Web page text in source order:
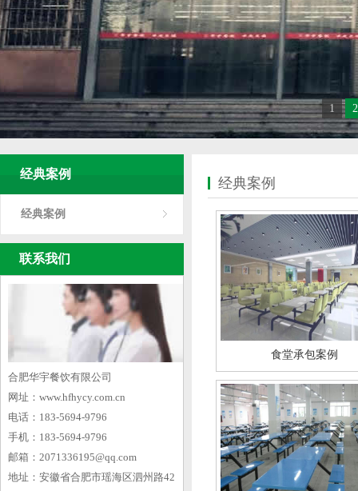
1 2
经典案例
经典案例
联系我们
合肥华宇餐饮有限公司
网址：www.hfhycy.com.cn
电话：183-5694-9796
手机：183-5694-9796
邮箱：2071336195@qq.com
地址：安徽省合肥市瑶海区泗州路42
经典案例
食堂承包案例